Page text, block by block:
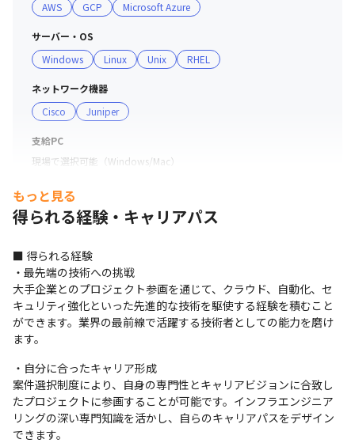
AWS GCP Microsoft Azure
サーバー・OS
Windows
Linux Unix RHEL
ネットワーク機器
Cisco
Juniper
支給PC
現場で選択可能（Windows/Mac）
もっと見る
得られる経験・キャリアパス
■ 得られる経験
・最先端の技術への挑戦
大手企業とのプロジェクト参画を通じて、クラウド、自動化、セ
キュリティ強化といった先進的な技術を駆使する経験を積むこと
ができます。業界の最前線で活躍する技術者としての能力を磨け
ます。
・自分に合ったキャリア形成
案件選択制度により、自身の専門性とキャリアビジョンに合致し
たプロジェクトに参画することが可能です。インフラエンジニア
リングの深い専門知識を活かし、自らのキャリアパスをデザイン
できます。